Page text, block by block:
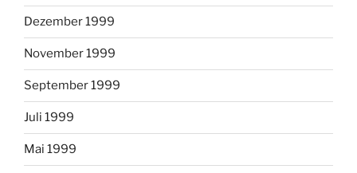
Dezember 1999
November 1999
September 1999
Juli 1999
Mai 1999